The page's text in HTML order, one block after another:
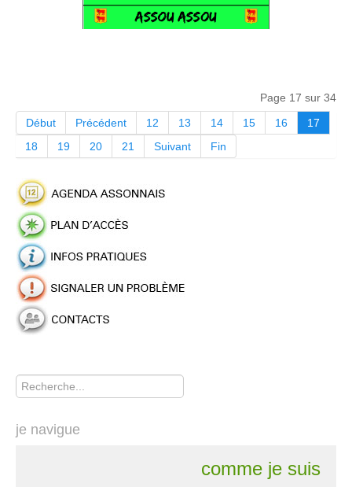
Page 17 sur 34
Début
Précédent 12 13 14 15 16
17
18
19 20 21 Suivant Fin
Rechercher
je navigue
comme je suis